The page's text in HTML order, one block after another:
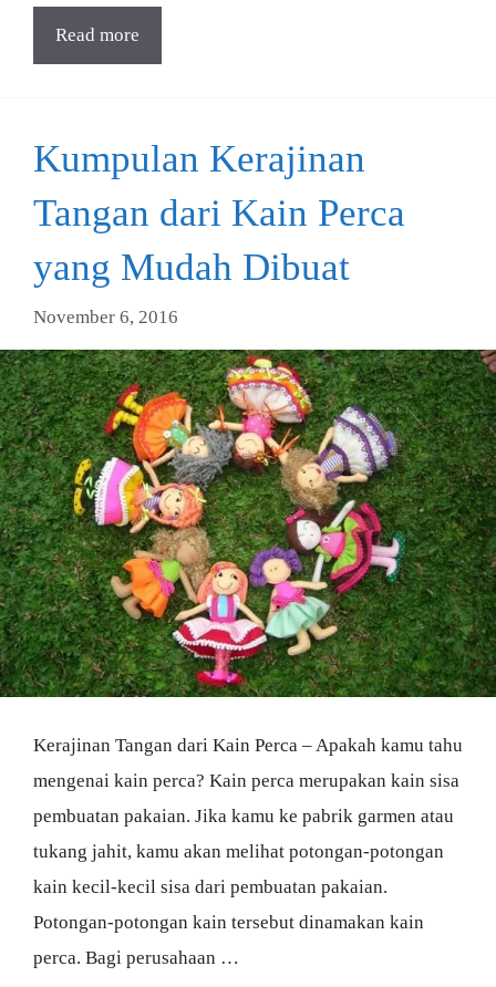
Read more
Kumpulan Kerajinan
Tangan dari Kain Perca
yang Mudah Dibuat
November 6, 2016
Kerajinan Tangan dari Kain Perca – Apakah kamu tahu
mengenai kain perca? Kain perca merupakan kain sisa
pembuatan pakaian. Jika kamu ke pabrik garmen atau
tukang jahit, kamu akan melihat potongan-potongan
kain kecil-kecil sisa dari pembuatan pakaian.
Potongan-potongan kain tersebut dinamakan kain
perca. Bagi perusahaan …